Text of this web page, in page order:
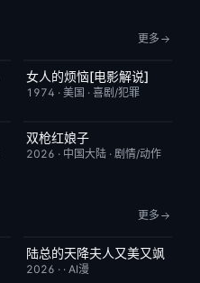
更多
已完结 7.7
女人的烦恼[电影解说]
1974 · 美国 · 喜剧/犯罪
昨日更新
双枪红娘子
2026 · 中国大陆· 剧情/动作
更多
完结 9.0
陆总的天降夫人又美又飒
2026 · · AI漫